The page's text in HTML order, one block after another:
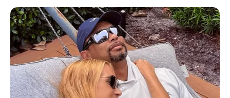
Drika Artesanato